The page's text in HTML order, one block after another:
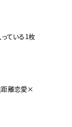
っている1枚
距離恋愛×